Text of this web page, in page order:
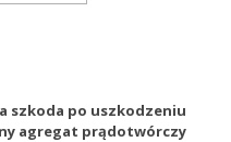
szkoda po uszkodzeniu
agregat prądotwórczy